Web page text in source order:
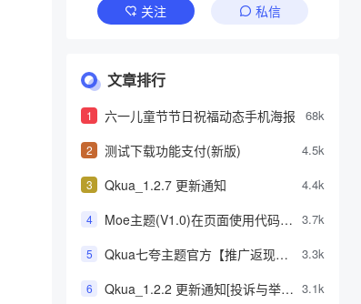
关注 私信
文章排行
1 六一儿童节节日祝福动态手机海报 68k
2 测试下载功能支付(新版) 4.5k
3 Qkua_1.2.7 更新通知 4.4k
4
Moe主题(V1.0)在页面使用代码高
程
3.7k
5
Qkua七夸主题官方【推广返现】
金奖励[测试]
3.3k
6
Qkua_1.2.2 更新通知[投诉与举报 3.1k